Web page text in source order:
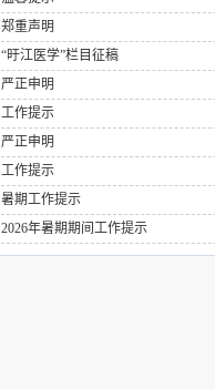
郑重声明
“旴江医学”栏目征稿
严正申明
工作提示
严正申明
工作提示
暑期工作提示
2026年暑期期间工作提示